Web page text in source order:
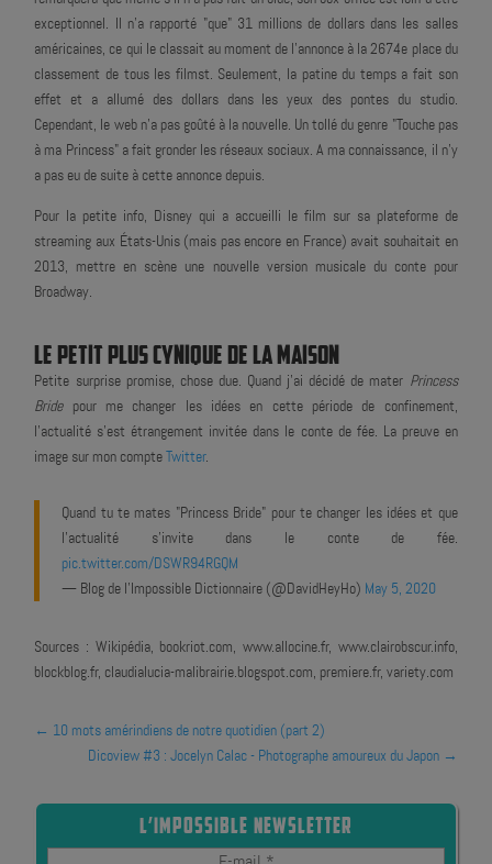
exceptionnel. Il n'a rapporté "que" 31 millions de dollars dans les salles
américaines, ce qui le classait au moment de l'annonce à la 2674e place du
classement de tous les filmst. Seulement, la patine du temps a fait son
effet et a allumé des dollars dans les yeux des pontes du studio.
Cependant, le web n'a pas goûté à la nouvelle. Un tollé du genre "Touche pas
à ma Princess" a fait gronder les réseaux sociaux. A ma connaissance, il n'y
a pas eu de suite à cette annonce depuis.
Pour la petite info, Disney qui a accueilli le film sur sa plateforme de
streaming aux États-Unis (mais pas encore en France) avait souhaitait en
2013, mettre en scène une nouvelle version musicale du conte pour
Broadway.
LE PETIT PLUS CYNIQUE DE LA MAISON
Petite surprise promise, chose due. Quand j'ai décidé de mater Princess
Bridepour me changer les idées en cette période de confinement,
l'actualité s'est étrangement invitée dans le conte de fée. La preuve en
image sur mon compteTwitter.
Quand tu te mates "Princess Bride" pour te changer les idées et que
l'actualité s'invite dans le conte de fée.
pic.twitter.com/DSWR94RGQM
— Blog de l'Impossible Dictionnaire (@DavidHeyHo) May 5, 2020
Sources : Wikipédia, bookriot.com, www.allocine.fr, www.clairobscur.info,
blockblog.fr, claudialucia-malibrairie.blogspot.com, premiere.fr, variety.com
← 10 mots amérindiens de notre quotidien (part 2)
Dicoview #3 : Jocelyn Calac - Photographe amoureux du Japon→
L’IMPOSSIBLE NEWSLETTER